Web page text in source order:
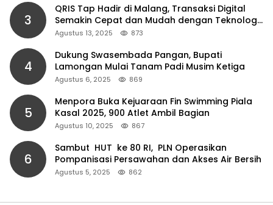
3
QRIS Tap Hadir di Malang, Transaksi Digital
Semakin Cepat dan Mudah dengan Teknologi
NFC
Agustus 13, 2025 873
4
Dukung Swasembada Pangan, Bupati
Lamongan Mulai Tanam Padi Musim Ketiga
Agustus 6, 2025 869
5
Menpora Buka Kejuaraan Fin Swimming Piala
Kasal 2025, 900 Atlet Ambil Bagian
Agustus 10, 2025 867
6
Sambut HUT ke 80 RI, PLN Operasikan
Pompanisasi Persawahan dan Akses Air Bersih
Agustus 5, 2025 862